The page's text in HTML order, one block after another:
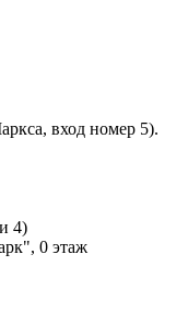
вход номер 5).
4)
0 этаж